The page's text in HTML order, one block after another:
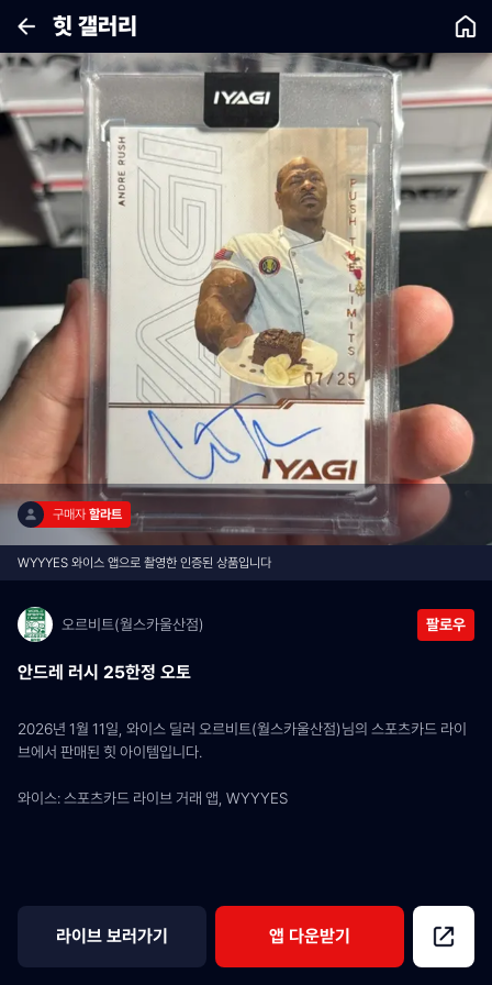
힛 갤러리
구매자 할라트
WYYYES 와이스 앱으로 촬영한 인증된 상품입니다
오르비트(월스카울산점) 팔로우
안드레 러시 25한정 오토
2026년 1월 11일, 와이스 딜러 오르비트(월스카울산점)님의 스포츠카드 라이
브에서 판매된 힛 아이템입니다.
와이스: 스포츠카드 라이브 거래 앱, WYYYES
라이브 보러가기 앱 다운받기